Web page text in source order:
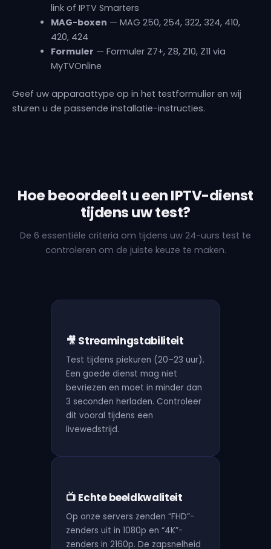
link of IPTV Smarters
MAG-boxen — MAG 250, 254, 322, 324, 410,
420, 424
Formuler — Formuler Z7+, Z8, Z10, Z11 via
MyTVOnline
Geef uw apparaattype op in het testformulier en wij
sturen u de passende installatie-instructies.
Hoe beoordeelt u een IPTV-dienst
tijdens uw test?
De 6 essentiële criteria om tijdens uw 24-uurs test te
controleren om de juiste keuze te maken.
🎥 Streamingstabiliteit
Test tijdens piekuren (20–23 uur).
Een goede dienst mag niet
bevriezen en moet in minder dan
3 seconden herladen. Controleer
dit vooral tijdens een
livewedstrijd.
📺 Echte beeldkwaliteit
Op onze servers zenden “FHD”-
zenders uit in 1080p en “4K”-
zenders in 2160p. De zapsnelheid